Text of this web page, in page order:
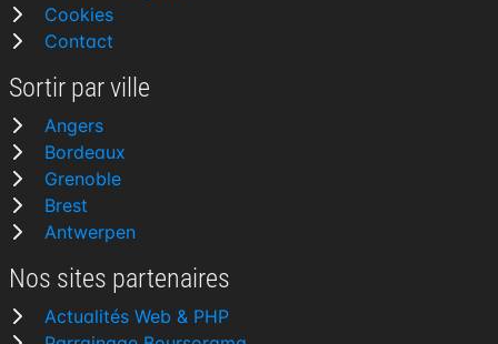
Cookies
Contact
Sortir par ville
Angers
Bordeaux
Grenoble
Brest
Antwerpen
Nos sites partenaires
Actualités Web & PHP